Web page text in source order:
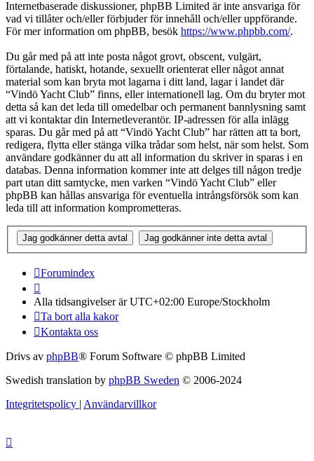
Internetbaserade diskussioner, phpBB Limited är inte ansvariga för
vad vi tillåter och/eller förbjuder för innehåll och/eller uppförande.
För mer information om phpBB, besök https://www.phpbb.com/.
Du går med på att inte posta något grovt, obscent, vulgärt,
förtalande, hatiskt, hotande, sexuellt orienterat eller något annat
material som kan bryta mot lagarna i ditt land, lagar i landet där
“Vindö Yacht Club” finns, eller internationell lag. Om du bryter mot
detta så kan det leda till omedelbar och permanent bannlysning samt
att vi kontaktar din Internetleverantör. IP-adressen för alla inlägg
sparas. Du går med på att “Vindö Yacht Club” har rätten att ta bort,
redigera, flytta eller stänga vilka trådar som helst, när som helst. Som
användare godkänner du att all information du skriver in sparas i en
databas. Denna information kommer inte att delges till någon tredje
part utan ditt samtycke, men varken “Vindö Yacht Club” eller
phpBB kan hållas ansvariga för eventuella intrångsförsök som kan
leda till att information komprometteras.
Forumindex
Alla tidsangivelser är UTC+02:00 Europe/Stockholm
Ta bort alla kakor
Kontakta oss
Drivs av phpBB® Forum Software © phpBB Limited
Swedish translation by phpBB Sweden © 2006-2024
Integritetspolicy | Användarvillkor